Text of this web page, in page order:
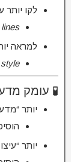
לקו יותר
למראה
🧪 עומק
יותר
יותר